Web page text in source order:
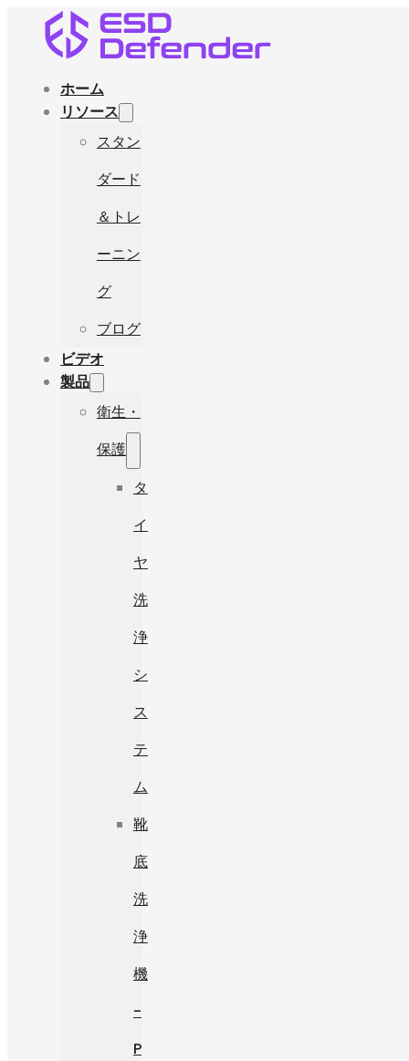
ホーム
リソース
スタン
ダード
＆トレ
ーニン
グ
ブログ
ビデオ
製品
衛生・
保護
タ
イ
ヤ
洗
浄
シ
ス
テ
ム
靴
底
洗
浄
機
-
P